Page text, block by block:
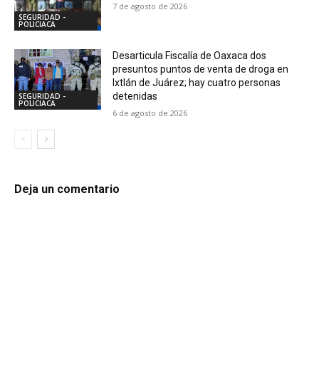
SEGURIDAD -
POLICIACA
7 de agosto de 2026
SEGURIDAD -
POLICIACA
Desarticula Fiscalía de Oaxaca dos
presuntos puntos de venta de droga en
Ixtlán de Juárez; hay cuatro personas
detenidas
6 de agosto de 2026
Deja un comentario